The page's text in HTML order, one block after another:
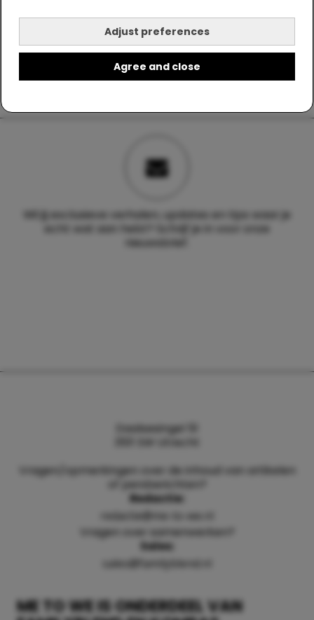
Adjust preferences
Agree and close
Wil jij exclusieve verhalen, updates en tips waar je
echt wat aan hebt? Schrijf je in voor onze
nieuwsbrief.
ME TO WE IS ONDERDEEL VAN
Daalsesingel 51
3511 SW Utrecht
Vragen/opmerkingen over de inhoud van artikelen
of persberichten?
Redactie:
redactie@me-to-we.nl
Vragen over samenwerken?
Sales:
sales@familyblend.nl